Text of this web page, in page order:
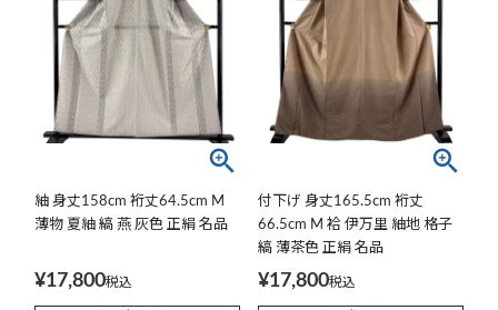
紬 身丈158cm 裄丈64.5cm M
薄物 夏紬 縞 燕 灰色 正絹 名品
¥17,800税込
付下げ 身丈165.5cm 裄丈
66.5cm M 袷 伊万里 紬地 格子
縞 薄茶色 正絹 名品
¥17,800税込